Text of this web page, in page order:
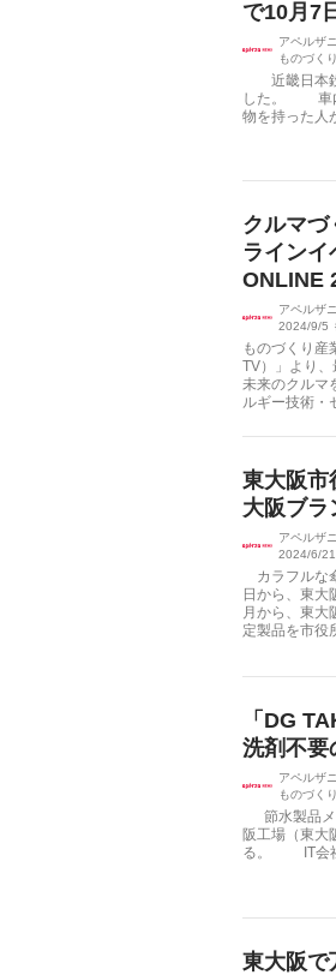
で10月7
アペルザ
ものづく
近畿日本鉄
した。 車内
物を持った人
クルマづ
ライン
ONLINE
アペルザ
2024/9/5
ものづくり産
TV）」より、
未来のクルマ
ルギー技術・
東大阪
大阪ブラ
アペルザ
2024/6/21
カラフルな
日から、東
月から、東大
定製品を市役
「DG
洗剤不要
アペルザ
ものづく
節水製品メ
阪工場（東大
る。 IT会社
東大阪